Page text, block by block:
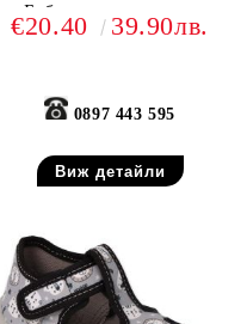
Бебешки текстилни
обувки, Тъмносини
€20.40 39.90лв.
0897 443 595
Виж детайли